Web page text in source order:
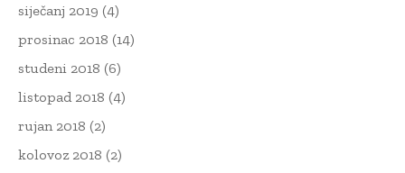
siječanj 2019 (4)
prosinac 2018 (14)
studeni 2018 (6)
listopad 2018 (4)
rujan 2018 (2)
kolovoz 2018 (2)